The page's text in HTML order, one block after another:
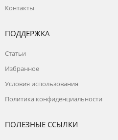
Контакты
ПОДДЕРЖКА
Статьи
Избранное
Условия использования
Политика конфиденциальности
ПОЛЕЗНЫЕ ССЫЛКИ